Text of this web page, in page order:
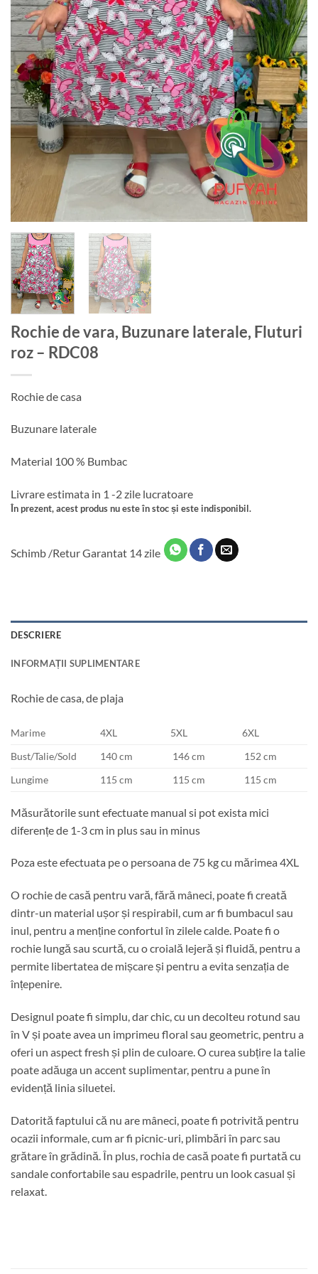
Rochie de vara, Buzunare laterale, Fluturi
roz – RDC08
Rochie de casa
Buzunare laterale
Material 100 % Bumbac
Livrare estimata in 1 -2 zile lucratoare
În prezent, acest produs nu este în stoc și este indisponibil.
Schimb /Retur Garantat 14 zile
DESCRIERE
INFORMAȚII SUPLIMENTARE
Rochie de casa, de plaja
Marime 4XL 5XL
6XL
Bust/Talie/Sold
140 cm 146 cm
152 cm
Lungime
115 cm 115 cm 115 cm
Măsurătorile sunt efectuate manual si pot exista mici
diferențe de 1-3 cm in plus sau in minus
Poza este efectuata pe o persoana de 75 kg cu mărimea 4XL
O rochie de casă pentru vară, fără mâneci, poate fi creată
dintr-un material ușor și respirabil, cum ar fi bumbacul sau
inul, pentru a menține confortul în zilele calde. Poate fi o
rochie lungă sau scurtă, cu o croială lejeră și fluidă, pentru a
permite libertatea de mișcare și pentru a evita senzația de
înțepenire.
Designul poate fi simplu, dar chic, cu un decolteu rotund sau
în V și poate avea un imprimeu floral sau geometric, pentru a
oferi un aspect fresh și plin de culoare. O curea subțire la talie
poate adăuga un accent suplimentar, pentru a pune în
evidență linia siluetei.
Datorită faptului că nu are mâneci, poate fi potrivită pentru
ocazii informale, cum ar fi picnic-uri, plimbări în parc sau
grătare în grădină. În plus, rochia de casă poate fi purtată cu
sandale confortabile sau espadrile, pentru un look casual și
relaxat.